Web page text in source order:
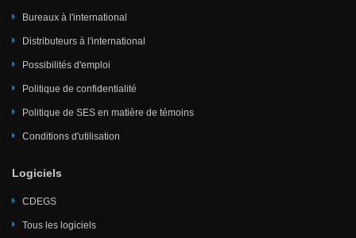
Bureaux à l'international
Distributeurs à l'international
Possibilités d'emploi
Politique de confidentialité
Politique de SES en matière de témoins
Conditions d'utilisation
Logiciels
CDEGS
Tous les logiciels